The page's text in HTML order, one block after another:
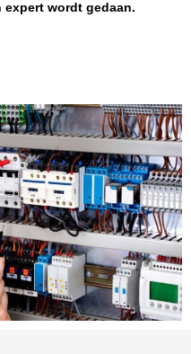
expert wordt gedaan.